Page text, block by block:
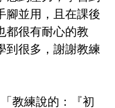
腳並用，且在課後
都很有耐心的教
到很多，謝謝教練
教練說的：『初